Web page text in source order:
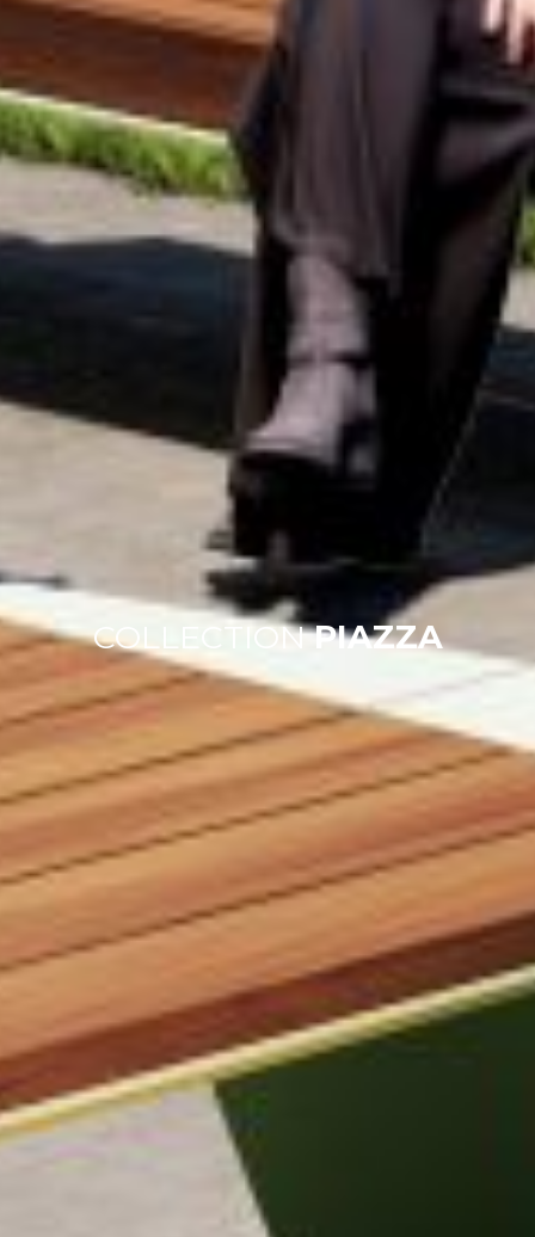
COLLECTIONPIAZZA